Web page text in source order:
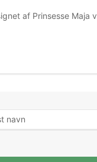
af Prinsesse Maja